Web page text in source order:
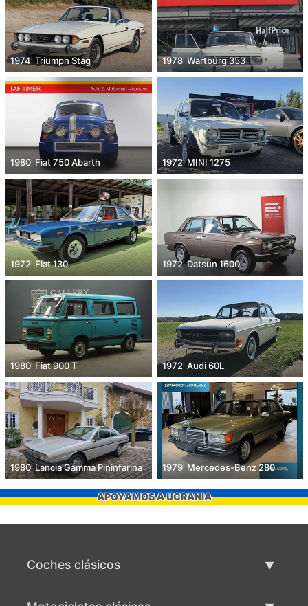
1974' Triumph Stag 1978' Wartburg 353
1980' Fiat 750 Abarth 1972' MINI 1275
1972' Fiat 130 1972' Datsun 1600
1980' Fiat 900 T 1972' Audi 60L
1980' Lancia Gamma Pininfarina 1979' Mercedes-Benz 280
APOYAMOS A UCRANIA
Coches clásicos